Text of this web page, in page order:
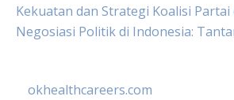
Kekuatan dan Strategi Koalisi Partai
Negosiasi Politik di Indonesia:
okhealthcareers.com